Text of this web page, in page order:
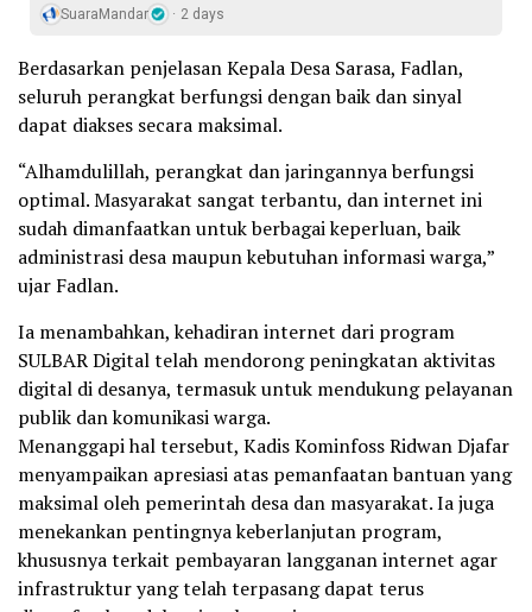
SuaraMandar 2 days
Berdasarkan penjelasan Kepala Desa Sarasa, Fadlan,
seluruh perangkat berfungsi dengan baik dan sinyal
dapat diakses secara maksimal.
“Alhamdulillah, perangkat dan jaringannya berfungsi
optimal. Masyarakat sangat terbantu, dan internet ini
sudah dimanfaatkan untuk berbagai keperluan, baik
administrasi desa maupun kebutuhan informasi warga,”
ujar Fadlan.
Ia menambahkan, kehadiran internet dari program
SULBAR Digital telah mendorong peningkatan aktivitas
digital di desanya, termasuk untuk mendukung pelayanan
publik dan komunikasi warga.
Menanggapi hal tersebut, Kadis Kominfoss Ridwan Djafar
menyampaikan apresiasi atas pemanfaatan bantuan yang
maksimal oleh pemerintah desa dan masyarakat. Ia juga
menekankan pentingnya keberlanjutan program,
khususnya terkait pembayaran langganan internet agar
infrastruktur yang telah terpasang dapat terus